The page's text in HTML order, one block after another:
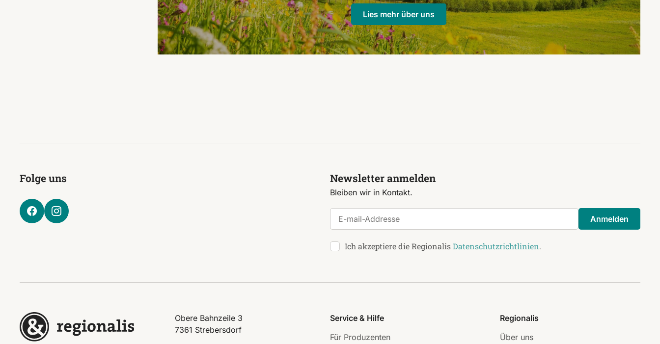
Lies mehr über uns
Folge uns Newsletter anmelden
Bleiben wir in Kontakt.
E-mail-Addresse
Anmelden
Ich akzeptiere die RegionalisDatenschutzrichtlinien.
Obere Bahnzeile 3
7361 Strebersdorf
Service & Hilfe
Für Produzenten
Regionalis
Über uns